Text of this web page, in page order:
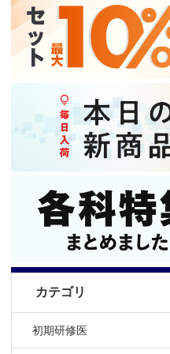
カテゴリ
初期研修医